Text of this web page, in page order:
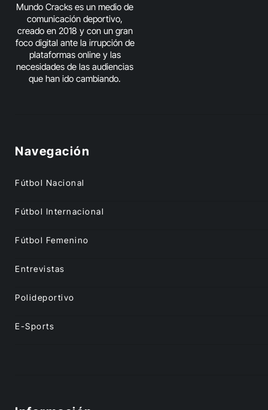
Mundo Cracks es un medio de
comunicación deportivo,
creado en 2018 y con un gran
foco digital ante la irrupción de
plataformas online y las
necesidades de las audiencias
que han ido cambiando.
Navegación
Fútbol Nacional
Fútbol Internacional
Fútbol Femenino
Entrevistas
Polideportivo
E-Sports